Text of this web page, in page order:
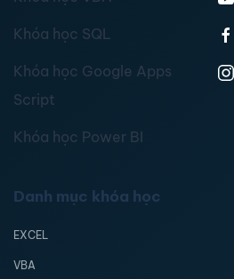
Khóa học SQL
Khóa học Google Apps
Script
Khóa học Power BI
Danh mục khóa học
EXCEL
VBA